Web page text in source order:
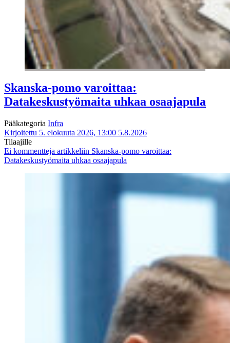
Skanska-pomo varoittaa:
Datakeskustyömaita uhkaa osaajapula
Pääkategoria Infra
Kirjoitettu 5. elokuuta 2026, 13:00 5.8.2026
Tilaajille
Ei kommentteja artikkeliin Skanska-pomo varoittaa:
Datakeskustyömaita uhkaa osaajapula